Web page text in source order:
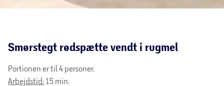
Smørstegt rødspætte vendt i rugmel
Portionen er til 4 personer.
Arbejdstid: 15 min.